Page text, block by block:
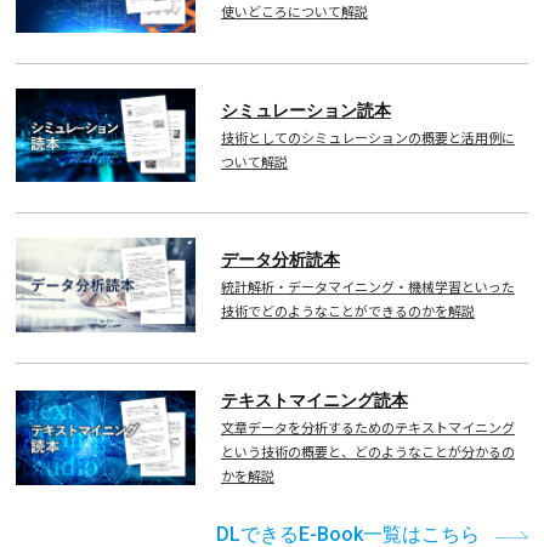
使いどころについて解説
シミュレーション読本
技術としてのシミュレーションの概要と活用例に
ついて解説
データ分析読本
統計解析・データマイニング・機械学習といった
技術でどのようなことができるのかを解説
テキストマイニング読本
文章データを分析するためのテキストマイニング
という技術の概要と、どのようなことが分かるの
かを解説
DLできるE-Book一覧はこちら